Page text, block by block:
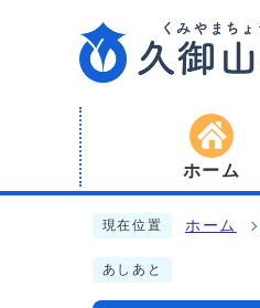
ホーム
現在位置 ホーム
あしあと